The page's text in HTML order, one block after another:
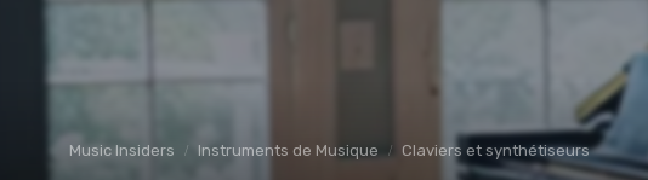
Music Insiders Instruments de Musique Claviers et synthétiseurs